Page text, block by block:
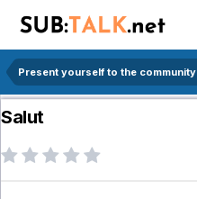
Present yourself to the community
Salut